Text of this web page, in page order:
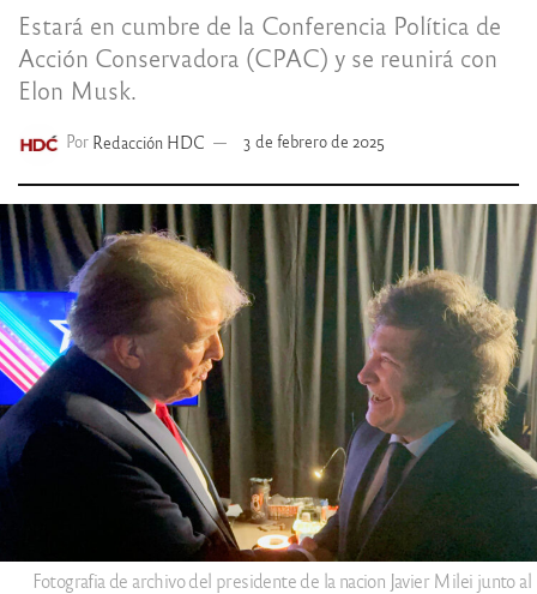
Estará en cumbre de la Conferencia Política de
Acción Conservadora (CPAC) y se reunirá con
Elon Musk.
Por Redacción HDC 3 de febrero de 2025
Fotografia de archivo del presidente de la nacion Javier Milei junto al